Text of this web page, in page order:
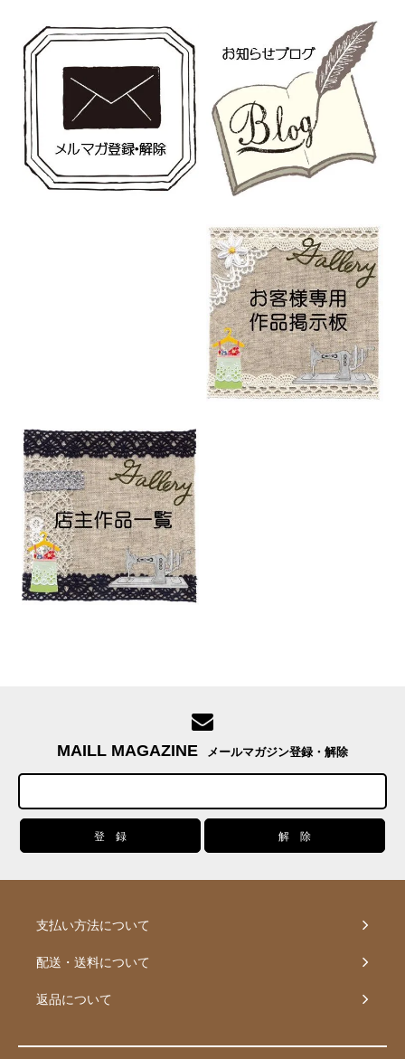
MAILL MAGAZINE メールマガジン登録・解除
支払い方法について
配送・送料について
返品について